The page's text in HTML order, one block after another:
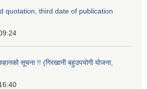
quotation, third date of publication
सूचना !! (गिरखानी बहुउपयोगी योजना,